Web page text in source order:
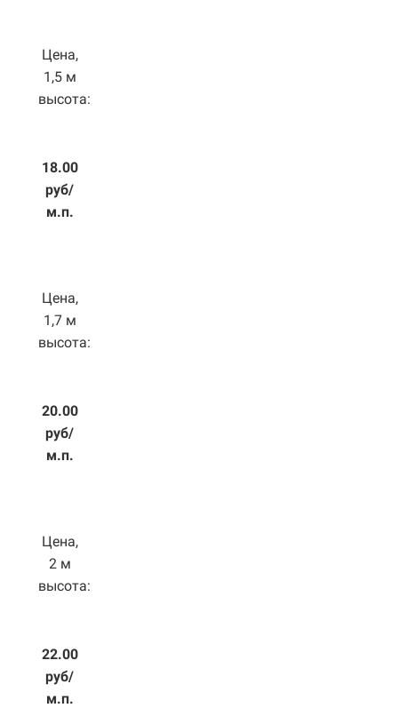
Цена,
1,5 м
высота:
18.00
руб/
м.п.
Цена,
1,7 м
высота:
20.00
руб/
м.п.
Цена,
2 м
высота:
22.00
руб/
м.п.